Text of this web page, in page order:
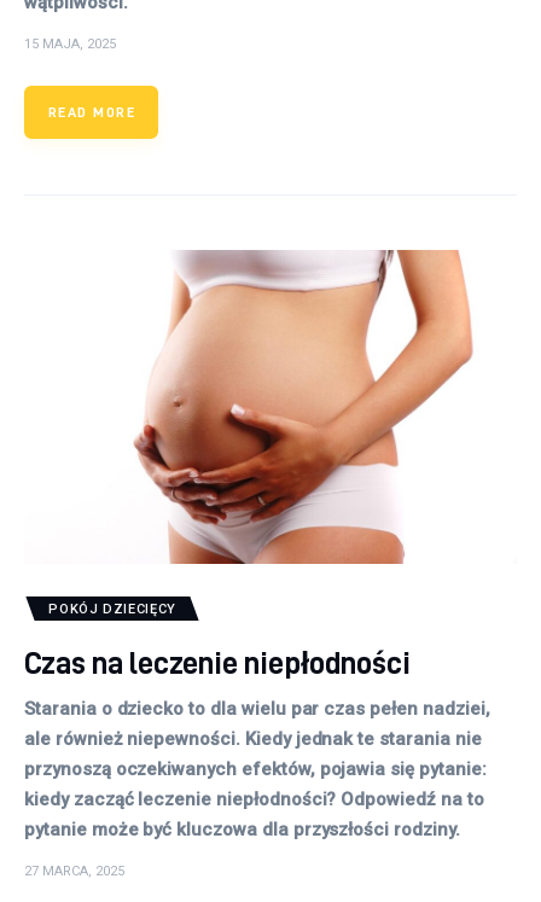
15 MAJA, 2025
READ MORE
POKÓJ DZIECIĘCY
Czas na leczenie niepłodności
Starania o dziecko to dla wielu par czas pełen nadziei,
ale również niepewności. Kiedy jednak te starania nie
przynoszą oczekiwanych efektów, pojawia się pytanie:
kiedy zacząć leczenie niepłodności? Odpowiedź na to
pytanie może być kluczowa dla przyszłości rodziny.
27 MARCA, 2025